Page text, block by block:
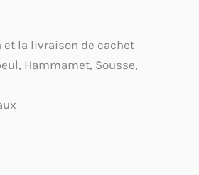
et la livraison de cachet
Hammamet, Sousse,